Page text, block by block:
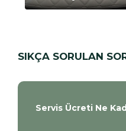
SIKÇA SORULAN
Servis Ücreti Ne